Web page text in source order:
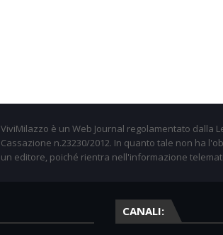
ViviMilazzo è un Web Journal regolamentato dalla
Cassazione n.23230/2012. In quanto tale non ha
un editore, poiché rientra nell'informazione
CANALI: